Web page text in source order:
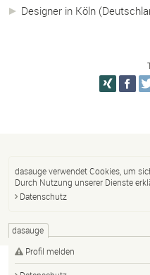
Designer in Köln
dasauge verwendet Cookies, um
Durch Nutzung unserer Dienste
Datenschutz
dasauge
Profil melden